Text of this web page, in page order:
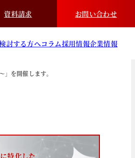
資料請求 お問い合わせ
討する方へコラム採用情報企業情報
を開催します。